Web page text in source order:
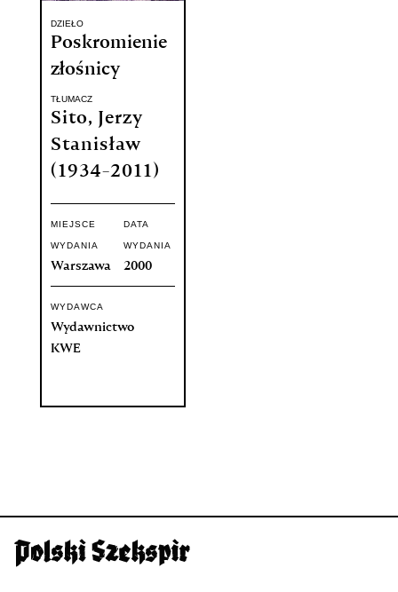
DZIEŁO
Poskromienie
złośnicy
TŁUMACZ
Sito, Jerzy
Stanisław
(1934-2011)
MIEJSCE
WYDANIA
Warszawa
DATA
WYDANIA
2000
WYDAWCA
Wydawnictwo
KWE